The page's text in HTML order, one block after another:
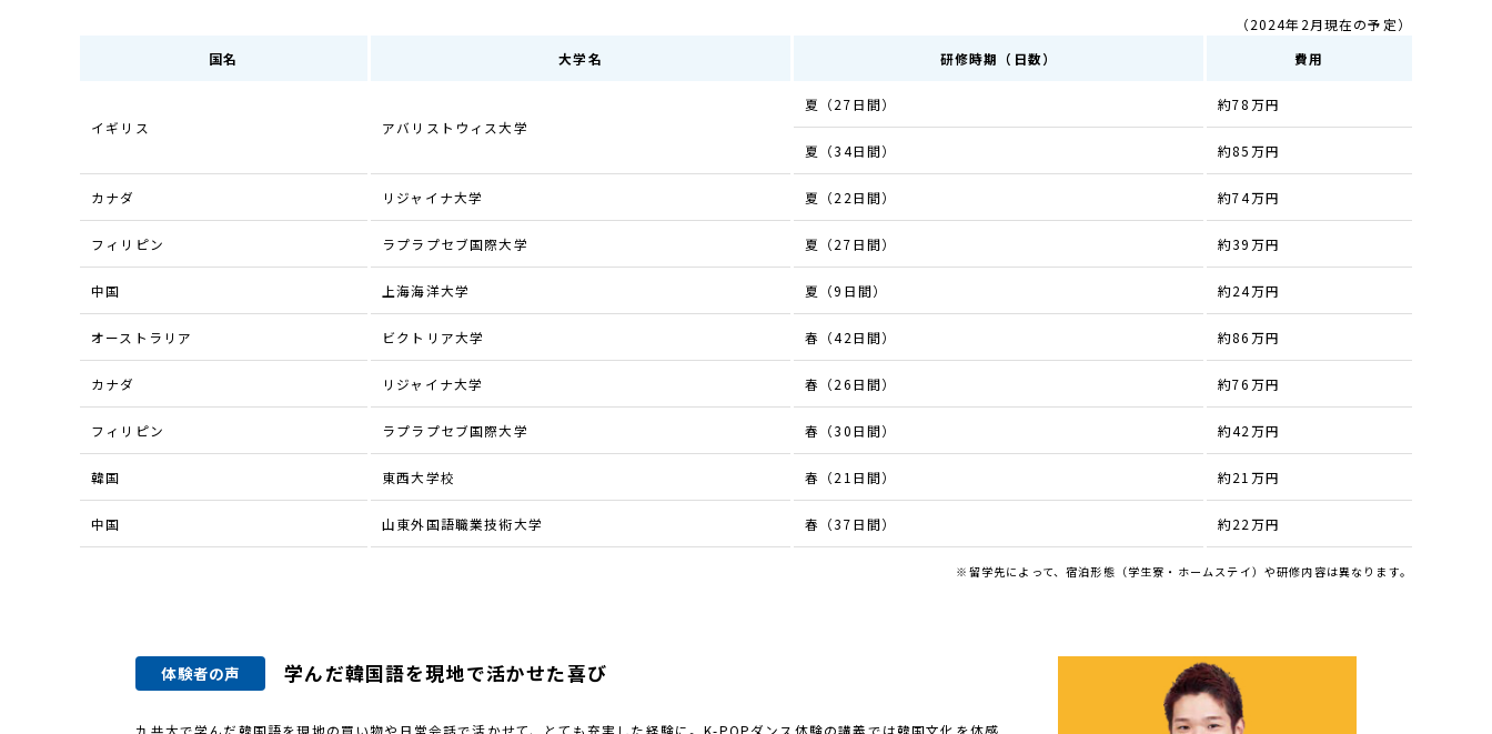
（2024年2月現在の予定）
国名
大学名 研修時期（日数） 費用
イギリス アバリストウィス大学
夏（27日間） 約78万円
夏（34日間） 約85万円
カナダ リジャイナ大学 夏（22日間） 約74万円
フィリピン ラプラプセブ国際大学 夏（27日間） 約39万円
中国 上海海洋大学 夏（9日間） 約24万円
オーストラリア ビクトリア大学 春（42日間） 約86万円
カナダ リジャイナ大学 春（26日間） 約76万円
フィリピン ラプラプセブ国際大学 春（30日間） 約42万円
韓国 東西大学校 春（21日間） 約21万円
中国 山東外国語職業技術大学 春（37日間） 約22万円
※留学先によって、宿泊形態（学生寮・ホームステイ）や研修内容は異なります。
体験者の声 学んだ韓国語を現地で活かせた喜び
九共大で学んだ韓国語を現地の買い物や日常会話で活かせて、とても充実した経験に。K-POPダンス体験の講義では韓国文化を体感